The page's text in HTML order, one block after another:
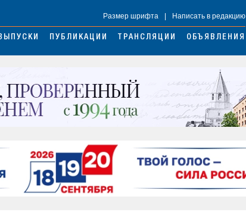
Размер шрифта Написать в редакцию
ПУБЛИКАЦИИ ТРАНСЛЯЦИИ ОБЪЯВЛЕНИЯ